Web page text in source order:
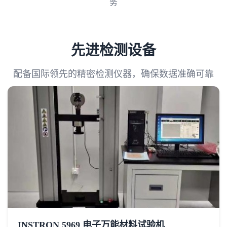
务
先进检测设备
配备国际领先的精密检测仪器，确保数据准确可靠
INSTRON 5969 电子万能材料试验机